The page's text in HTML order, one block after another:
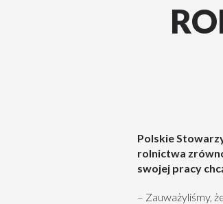
Polskie
rolnictwa
swojej pracy
– Zauważyliśmy,